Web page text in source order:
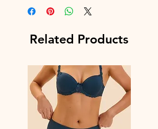
bonnets, dos cheminée élastiqué,
larges bretelles extensibles et
Inspirée du style Regency moderne et
de la tendance maximaliste, Carrie
présente une ligne utilisant une
technologie d'impression de précision
pour créer une broderie florale
éclatante.
Related Products